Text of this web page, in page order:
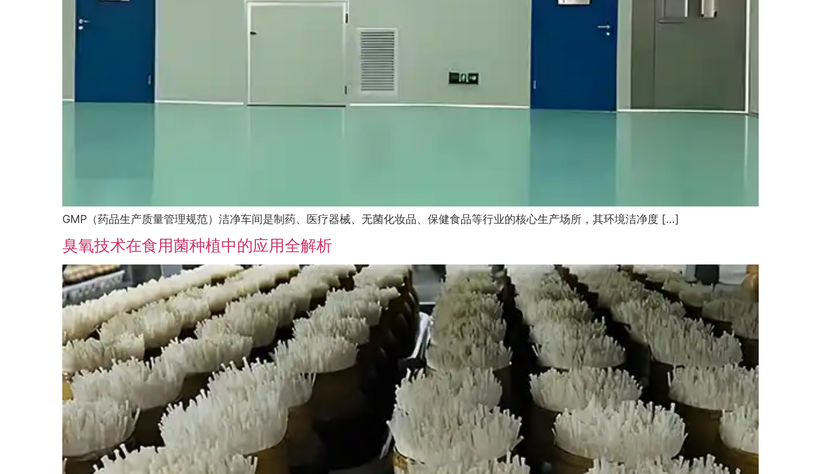
GMP（药品生产质量管理规范）洁净车间是制药、医疗器械、无菌化妆品、保健食品等行业的核心生产场所，其环境洁净度 […]
臭氧技术在食用菌种植中的应用全解析